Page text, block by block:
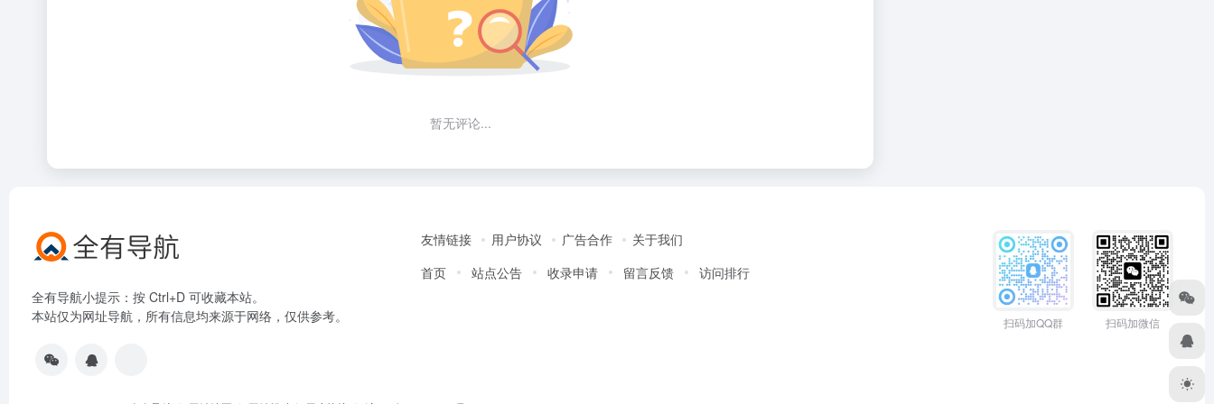
暂无评论...
全有导航小提示：按 Ctrl+D 可收藏本站。
本站仅为网址导航，所有信息均来源于网络，仅供参考。
友情链接 用户协议 广告合作
关于我们
首页
站点公告 收录申请 留言反馈 访问排行
扫码加QQ群 扫码加微信